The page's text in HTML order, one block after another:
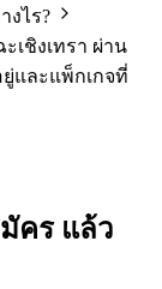
งไร?
เชิงเทรา ผ่าน
ยู่และแพ็กเกจที่
คร แล้ว